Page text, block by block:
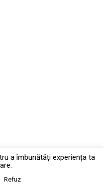
a îmbunătăți experiența ta
Refuz